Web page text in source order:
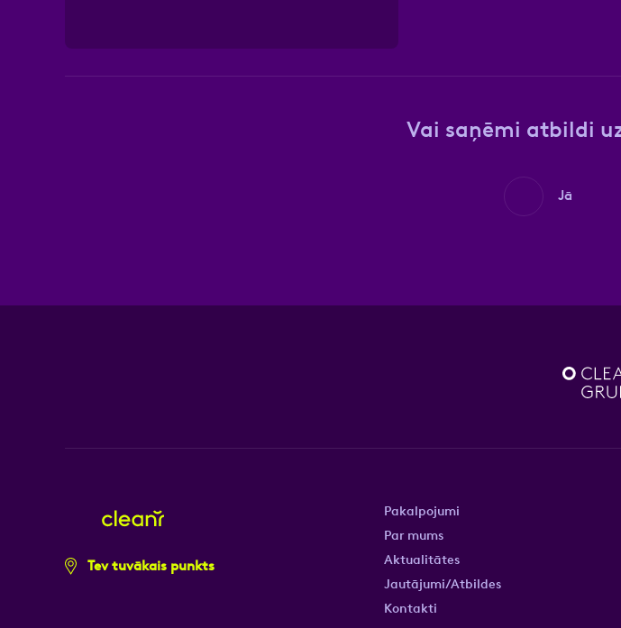
Vai saņēmi atbildi
Jā
Tev tuvākais punkts
Pakalpojumi
Par mums
Aktualitātes
Jautājumi/Atbildes
Kontakti